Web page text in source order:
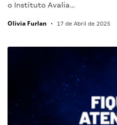
o Instituto Avalia…
Olivia Furlan • 17 de Abril de 2025